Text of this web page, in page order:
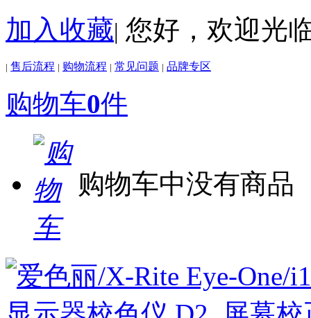
加入收藏| 您好，欢迎光
| 售后流程 | 购物流程 | 常见问题 | 品牌专区
购物车0件
购物车中没有商品